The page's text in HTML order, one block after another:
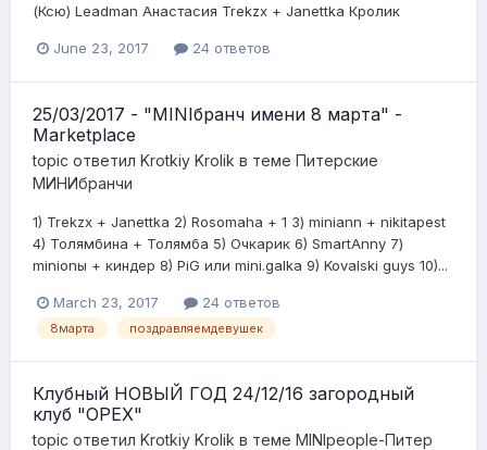
(Ксю) Leadman Анастасия Trekzx + Janettka Кролик
June 23, 2017 24 ответов
25/03/2017 - "MINIбранч имени 8 марта" -
Marketplace
topic ответил Krotkiy Krolik в теме Питерские
МИНИбранчи
1) Trekzx + Janettka 2) Rosomaha + 1 3) miniann + nikitapest
4) Толямбина + Толямба 5) Очкарик 6) SmartAnny 7)
minionы + киндер 8) PiG или mini.galka 9) Kovalski guys 10)...
March 23, 2017 24 ответов
8марта поздравляемдевушек
Клубный НОВЫЙ ГОД 24/12/16 загородный
клуб "ОРЕХ"
topic ответил Krotkiy Krolik в теме MINIpeople-Питер